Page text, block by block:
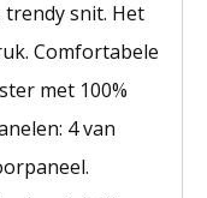
trendy snit. Het
Comfortabele
met 100%
4 van